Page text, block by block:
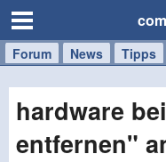
Forum News Tipps
Handy
Tablet
Windows
Mac
hardware
entfernen"